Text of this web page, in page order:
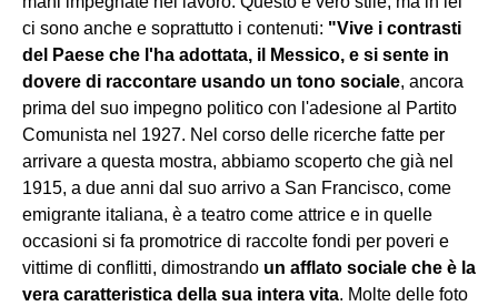
ci sono anche e soprattutto i contenuti: "Vive i contrasti
del Paese che l'ha adottata, il Messico, e si sente in
dovere di raccontare usando un tono sociale, ancora
prima del suo impegno politico con l'adesione al Partito
Comunista nel 1927. Nel corso delle ricerche fatte per
arrivare a questa mostra, abbiamo scoperto che già nel
1915, a due anni dal suo arrivo a San Francisco, come
emigrante italiana, è a teatro come attrice e in quelle
occasioni si fa promotrice di raccolte fondi per poveri e
vittime di conflitti, dimostrando un afflato sociale che è la
vera caratteristica della sua intera vita. Molte delle foto